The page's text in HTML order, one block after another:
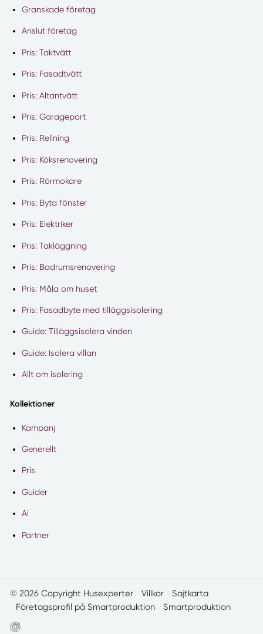
Granskade företag
Anslut företag
Pris: Taktvätt
Pris: Fasadtvätt
Pris: Altantvätt
Pris: Garageport
Pris: Relining
Pris: Köksrenovering
Pris: Rörmokare
Pris: Byta fönster
Pris: Elektriker
Pris: Takläggning
Pris: Badrumsrenovering
Pris: Måla om huset
Pris: Fasadbyte med tilläggsisolering
Guide: Tilläggsisolera vinden
Guide: Isolera villan
Allt om isolering
Kollektioner
Kampanj
Generellt
Pris
Guider
Ai
Partner
© 2026 Copyright Husexperter Villkor
Sajtkarta
Företagsprofil på Smartproduktion
Smartproduktion